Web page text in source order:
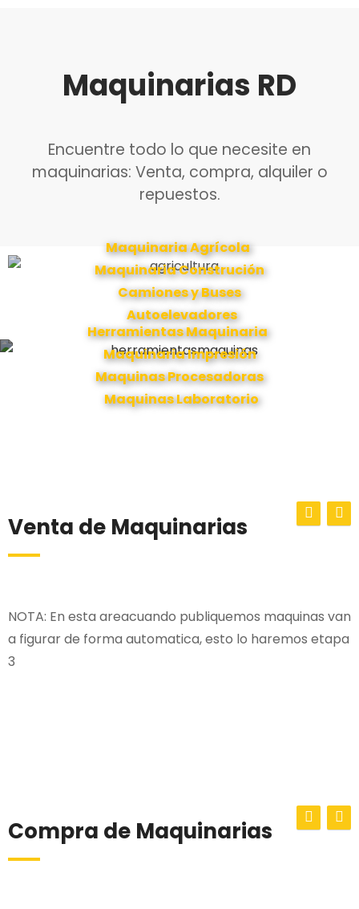
Maquinarias RD
Encuentre todo lo que necesite en
maquinarias: Venta, compra, alquiler o
repuestos.
Maquinaria Agrícola
Maquinaria Construción
Camiones y Buses
Autoelevadores
Herramientas Maquinaria
Maquinaria Impresión
Maquinas Procesadoras
Maquinas Laboratorio
Venta de Maquinarias
NOTA: En esta areacuando publiquemos maquinas van
a figurar de forma automatica, esto lo haremos etapa
3
Compra de Maquinarias